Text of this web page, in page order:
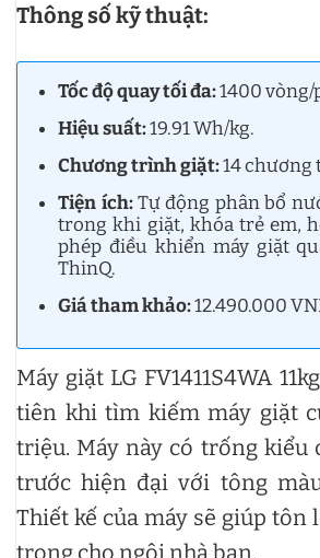
Thông số kỹ thuật:
Tốc độ quay tối đa:1400 vòng/
Hiệu suất:19.91 Wh/kg.
Chương trình giặt:14 chương
Tiện ích:Tự động phân bổ
trong khi giặt, khóa trẻ em,
phép điều khiển máy giặt
ThinQ.
Giá tham khảo:12.490.000
Máy giặt LG FV1411S4WA
tiên khi tìm kiếm máy giặt
triệu. Máy này có trống kiểu
trước hiện đại với tông
Thiết kế của máy sẽ giúp tôn
trọng cho ngôi nhà bạn.